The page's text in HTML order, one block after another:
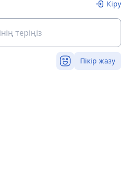
Кіру
Пікір жазу